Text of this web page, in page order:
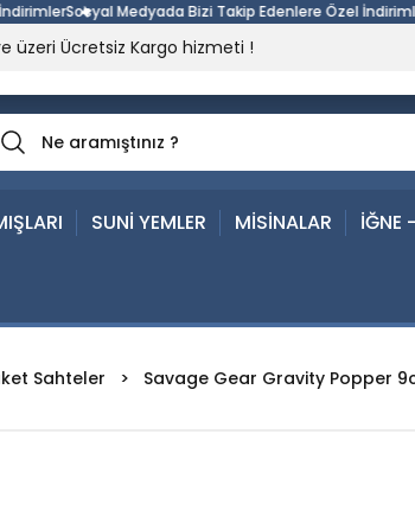
Sosyal Medyada Bizi Takip Edenlere Özel İndirimler
üzeri Ücretsiz Kargo hizmeti !
SUNİ YEMLER MİSİNALAR İĞNE
Sahteler Savage Gear Gravity Popper